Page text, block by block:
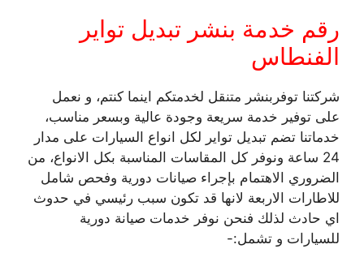
رقم خدمة بنشر تبديل تواير
الفنطاس
شركتنا توفربنشر متنقل لخدمتكم اينما كنتم، و نعمل
على توفير خدمة سريعة وجودة عالية وبسعر مناسب،
خدماتنا تضم تبديل تواير لكل انواع السيارات على مدار
24 ساعة ونوفر كل المقاسات المناسبة بكل الانواع، من
الضروري الاهتمام بإجراء صيانات دورية وفحص شامل
للاطارات الاربعة لانها قد تكون سبب رئيسي في حدوث
اي حادث لذلك فنحن نوفر خدمات صيانة دورية
للسيارات و تشمل:-